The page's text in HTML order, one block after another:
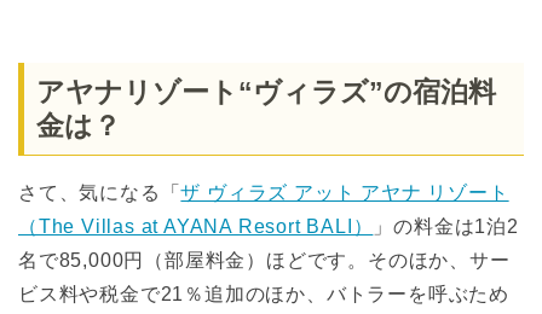
アヤナリゾート“ヴィラズ”の宿泊料
金は？
さて、気になる「ザ ヴィラズ アット アヤナ リゾート
（The Villas at AYANA Resort BALI）
」の料金は1泊2
名で85,000円（部屋料金）ほどです。そのほか、サー
ビス料や税金で21％追加のほか、バトラーを呼ぶため